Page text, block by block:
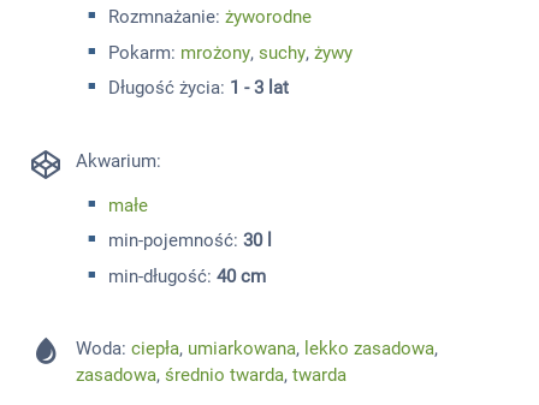
Rozmnażanie: żyworodne
Pokarm: mrożony, suchy, żywy
Długość życia: 1 - 3 lat
Akwarium:
małe
min-pojemność: 30 l
min-długość: 40 cm
Woda:ciepła, umiarkowana, lekko zasadowa,
zasadowa,średnio twarda,twarda